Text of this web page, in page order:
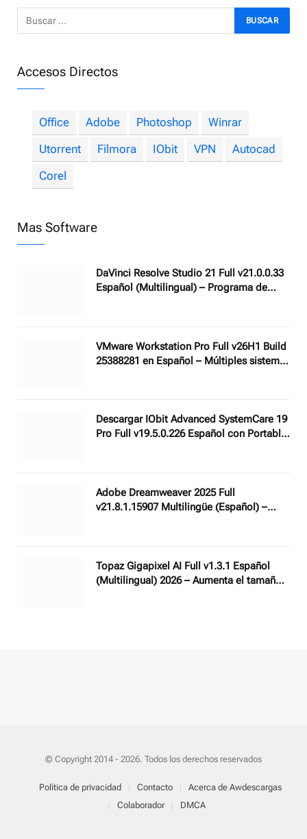
Accesos Directos
Office Adobe Photoshop
Winrar
Utorrent
Filmora IObit VPN
Autocad
Corel
Mas Software
DaVinci Resolve Studio 21 Full v21.0.0.33
Español (Multilingual) – Programa de
VMware Workstation Pro Full v26H1 Build
25388281 en Español – Múltiples sistemas
Descargar IObit Advanced SystemCare 19
Pro Full v19.5.0.226 Español con Portable
Adobe Dreamweaver 2025 Full
v21.8.1.15907 Multilingüe (Español) –
Topaz Gigapixel AI Full v1.3.1 Español
(Multilingual) 2026 – Aumenta el tamaño
© Copyright 2014 - 2026. Todos los derechos reservados
Política de privacidad Contacto
Acerca de Awdescargas
Colaborador
DMCA